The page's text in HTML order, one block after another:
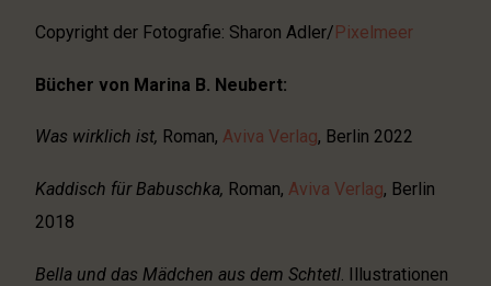
Copyright der Fotografie: Sharon Adler/ Pixelmeer
Bücher von Marina B. Neubert:
Was wirklich ist, Roman,Aviva Verlag, Berlin 2022
Kaddisch für Babuschka, Roman,Aviva Verlag, Berlin
2018
Bella und das Mädchen aus dem Schtetl . Illustrationen